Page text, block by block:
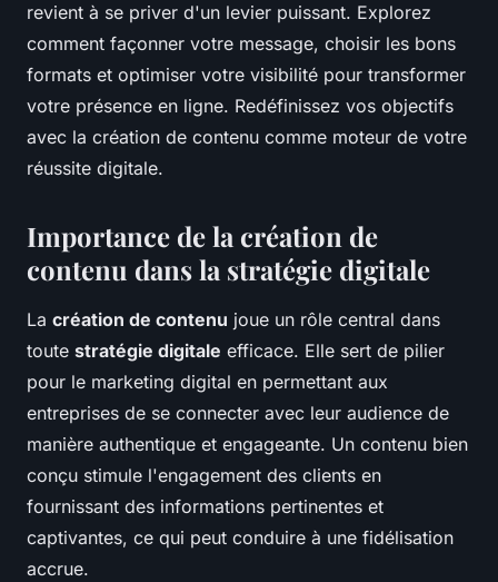
revient à se priver d'un levier puissant. Explorez
comment façonner votre message, choisir les bons
formats et optimiser votre visibilité pour transformer
votre présence en ligne. Redéfinissez vos objectifs
avec la création de contenu comme moteur de votre
réussite digitale.
Importance de la création de
contenu dans la stratégie digitale
La création de contenu joue un rôle central dans
toute stratégie digitale efficace. Elle sert de pilier
pour le marketing digital en permettant aux
entreprises de se connecter avec leur audience de
manière authentique et engageante. Un contenu bien
conçu stimule l'engagement des clients en
fournissant des informations pertinentes et
captivantes, ce qui peut conduire à une fidélisation
accrue.